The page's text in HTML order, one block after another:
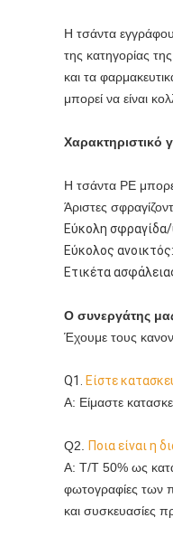
Η τσάντα
της κατηγορίας
και τα
μπορεί να είναι
Χαρακτηριστικό
Η τσάντα PE
Άριστες
Εύκολη σφραγίδα/
Εύκολος
Ετικέτα
Ο συνεργάτης
Έχουμε τους
Q1.
Είστε
Α: Είμαστε
Q2.
Ποια είναι η
Α: T/T 50% ως
φωτογραφίες των
και συσκευασίες